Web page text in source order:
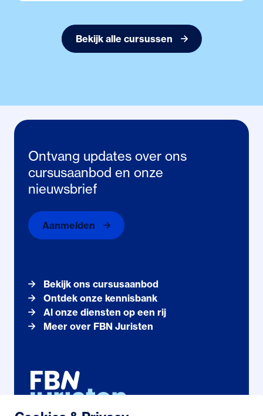
Bekijk alle cursussen
Ontvang updates over ons
cursusaanbod en onze
nieuwsbrief
Aanmelden
Bekijk ons cursusaanbod
Ontdek onze kennisbank
Al onze diensten op een rij
Meer over FBN Juristen